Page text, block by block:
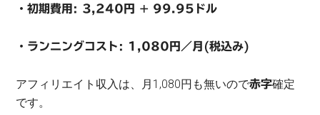
・初期費用: 3,240円 + 99.95ドル
・ランニングコスト: 1,080円／月(税込み)
アフィリエイト収入は、月1,080円も無いので赤字確定
です。